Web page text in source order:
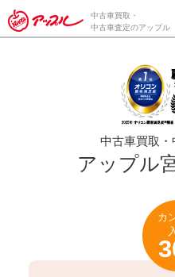
/*ABテスト_新規査定フォー
中古車買取・
中古車査定のアップル
中古車買取・
アップル
カ